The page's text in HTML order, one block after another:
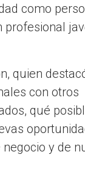
como
quien
con otros
qué
y de